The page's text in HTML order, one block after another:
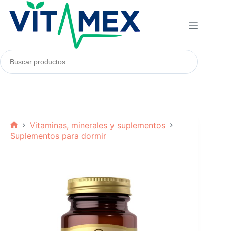
contenido
Buscar
productos:
Inicio
Vitaminas, minerales y suplementos
Suplementos para dormir